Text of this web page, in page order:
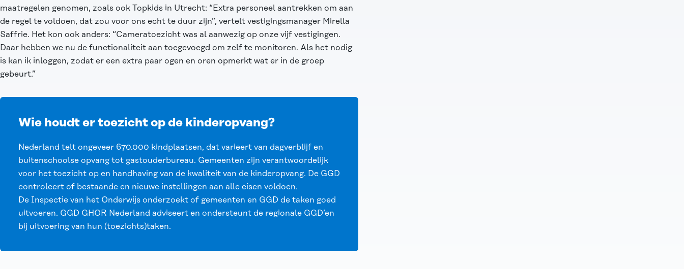
maatregelen genomen, zoals ook Topkids in Utrecht: “Extra personeel aantrekken om aan
de regel te voldoen, dat zou voor ons echt te duur zijn”, vertelt vestigingsmanager Mirella
Saffrie. Het kon ook anders: “Cameratoezicht was al aanwezig op onze vijf vestigingen.
Daar hebben we nu de functionaliteit aan toegevoegd om zelf te monitoren. Als het nodig
is kan ik inloggen, zodat er een extra paar ogen en oren opmerkt wat er in de groep
gebeurt.”
Wie houdt er toezicht op de kinderopvang?
Nederland telt ongeveer 670.000 kindplaatsen, dat varieert van dagverblijf en
buitenschoolse opvang tot gastouderbureau. Gemeenten zijn verantwoordelijk
voor het toezicht op en handhaving van de kwaliteit van de kinderopvang. De GGD
controleert of bestaande en nieuwe instellingen aan alle eisen voldoen.
De Inspectie van het Onderwijs onderzoekt of gemeenten en GGD de taken goed
uitvoeren. GGD GHOR Nederland adviseert en ondersteunt de regionale GGD’en
bij uitvoering van hun (toezichts)taken.